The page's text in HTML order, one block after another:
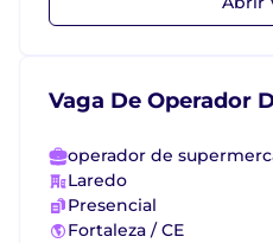
Vaga De Operador
operador de
Laredo
Presencial
Fortaleza / CE